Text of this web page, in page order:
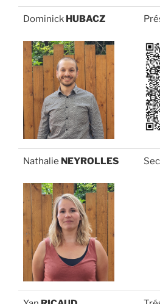
Dominick HUBACZ
Nathalie NEYROLLES